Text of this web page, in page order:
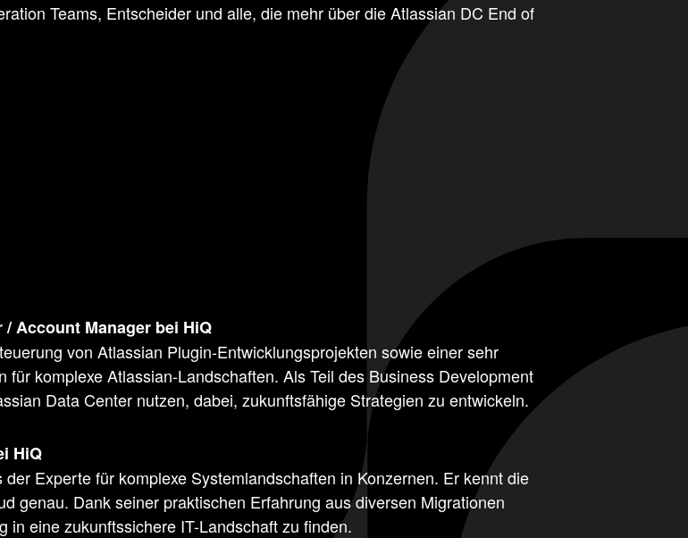
Teams, Entscheider und alle, die mehr über die Atlassian DC End of
Account Manager bei HiQ
von Atlassian Plugin-Entwicklungsprojekten sowie einer sehr
komplexe Atlassian-Landschaften. Als Teil des Business Development
Data Center nutzen, dabei, zukunftsfähige Strategien zu entwickeln.
HiQ
Experte für komplexe Systemlandschaften in Konzernen. Er kennt die
genau. Dank seiner praktischen Erfahrung aus diversen Migrationen
in eine zukunftssichere IT-Landschaft zu finden.